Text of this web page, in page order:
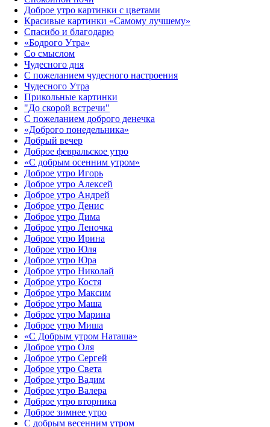
Доброе утро картинки с цветами
Красивые картинки «Самому лучшему»
Спасибо и благодарю
«‎Бодрого Утра»‎
Со смыслом
Чудесного дня
С пожеланием чудесного настроения
Чудесного Утра
Прикольные картинки
"До скорой встречи"
С пожеланием доброго денечка
«Доброго понедельника»‎
Добрый вечер
Доброе февральское утро
«С добрым осенним утром»‎
Доброе утро Игорь
Доброе утро Алексей
Доброе утро Андрей
Доброе утро Денис
Доброе утро Дима
Доброе утро Леночка
Доброе утро Ирина
Доброе утро Юля
Доброе утро Юра
Доброе утро Николай
Доброе утро Костя
Доброе утро Максим
Доброе утро Маша
Доброе утро Марина
Доброе утро Миша
«С Добрым утром Наташа»
Доброе утро Оля
Доброе утро Сергей
Доброе утро Света
Доброе утро Вадим
Доброе утро Валера
Доброе утро вторника
Доброе зимнее утро
С добрым весенним утром